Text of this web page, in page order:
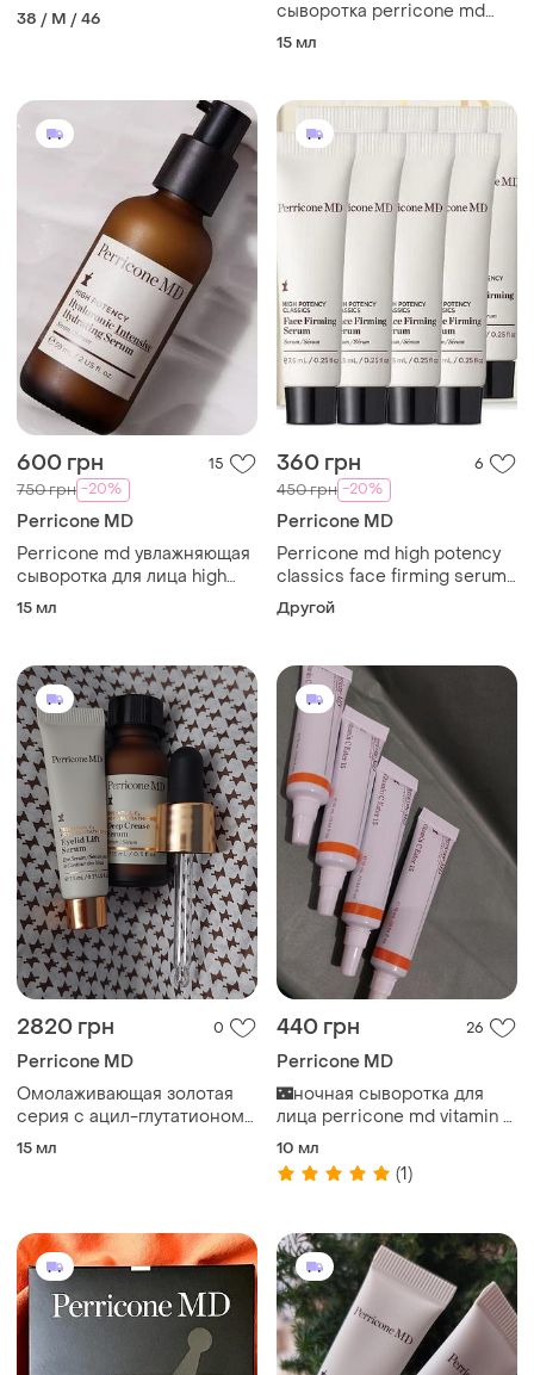
38 / M / 46
сыворотка perricone md
high potency growth factor
15 мл
600 грн 15
750 грн -20%
Perricone MD
Perricone md увлажняющая
сыворотка для лица high
potency hyaluronic intensive
15 мл
360 грн 6
450 грн -20%
Perricone MD
Perricone md high potency
classics face firming serum
- 7.5 мл
Другой
2820 грн 0
Perricone MD
Омолаживающая золотая
серия с ацил-глутатионом!
perricone md
15 мл
440 грн 26
Perricone MD
🌃ночная сыворотка для
лица perricone md vitamin c
ester 15%, 10 мл, больше -
дешевле!
10 мл
(1)